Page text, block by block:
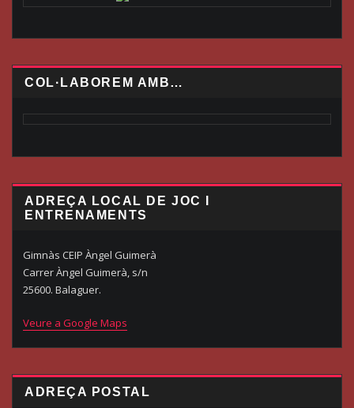
COL·LABOREM AMB…
ADREÇA LOCAL DE JOC I
ENTRENAMENTS
Gimnàs CEIP Àngel Guimerà
Carrer Àngel Guimerà, s/n
25600. Balaguer.
Veure a Google Maps
ADREÇA POSTAL